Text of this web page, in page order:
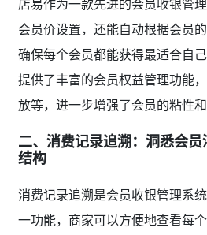
店易作为一款先进的会员收银管
会员价设置，还能自动根据会员
确保每个会员都能获得最适合自
提供了丰富的会员权益管理功能
放等，进一步增强了会员的粘性和
二、消费记录追溯：洞悉会
结构
消费记录追溯是会员收银管理系
一功能，商家可以方便地查看每